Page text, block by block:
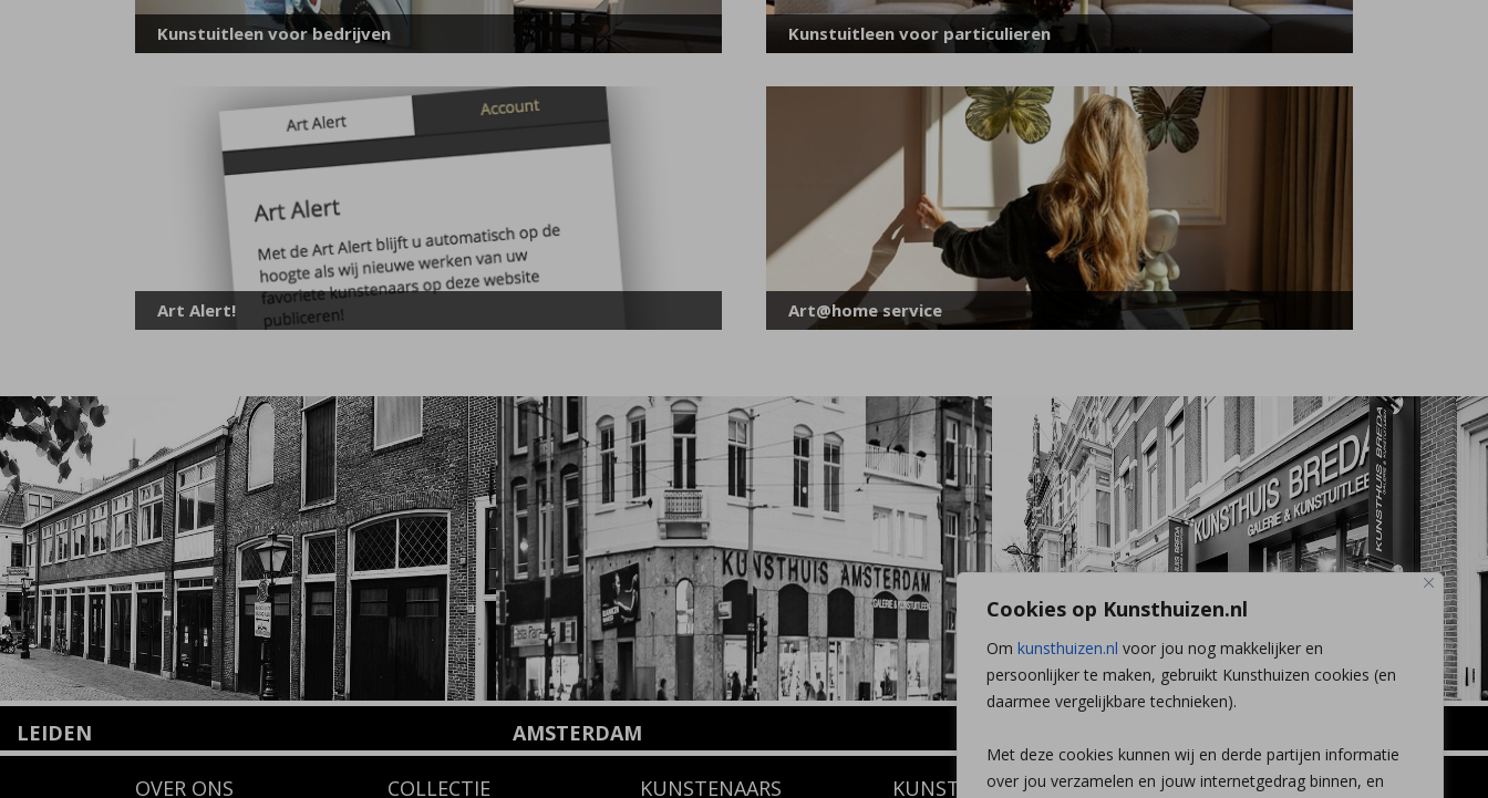
Cookies op Kunsthuizen.nl
Om kunsthuizen.nl voor jou nog makkelijker en
persoonlijker te maken, gebruikt Kunsthuizen cookies (en
daarmee vergelijkbare technieken).
Met deze cookies kunnen wij en derde partijen informatie
over jou verzamelen en jouw internetgedrag binnen, en
Kunstuitleen voor bedrijven Kunstuitleen voor particulieren
Art Alert! Art@home service
LEIDEN AMSTERDAM
1075 VX Amsterdam
Wilhelminastraat 11
4818 SB Breda
OVER ONS COLLECTIE KUNSTENAARS KUNSTUITLEEN CONTACT